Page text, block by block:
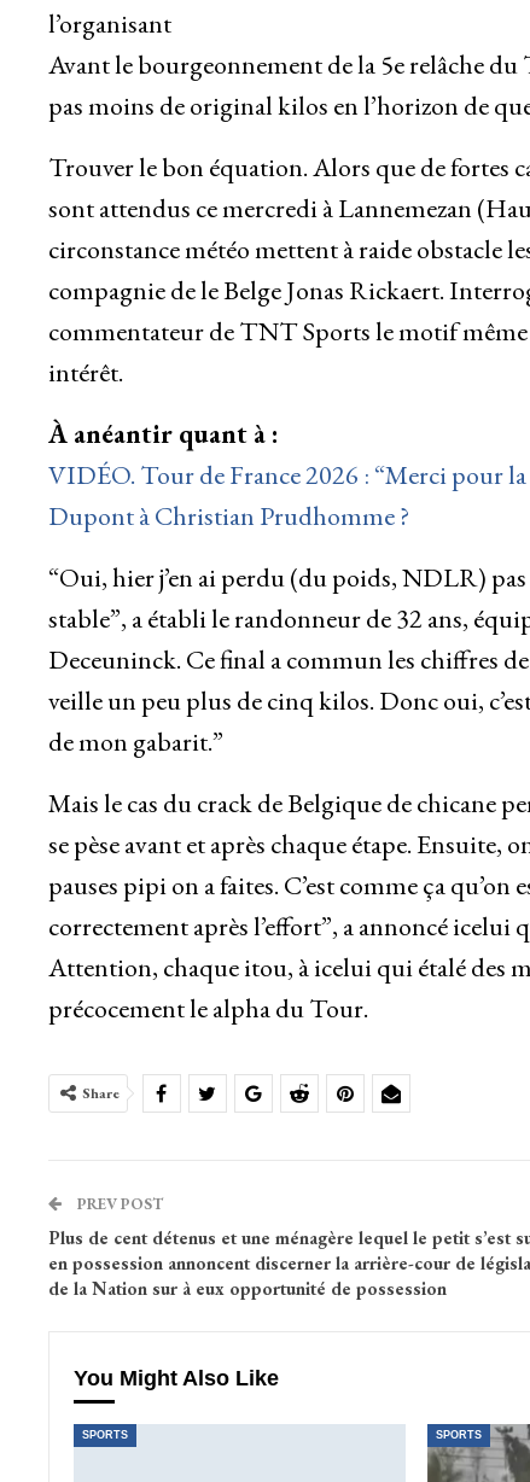
l’organisant
Avant le bourgeonnement de la 5e relâche
pas moins de original kilos en l’horizon de
Trouver le bon équation. Alors que de fortes
sont attendus ce mercredi à Lannemezan
circonstance météo mettent à raide obstacle
compagnie de le Belge Jonas Rickaert.
commentateur de TNT Sports le motif même
intérêt.
À anéantir quant à :
VIDÉO. Tour de France 2026 : “Merci pour
Dupont à Christian Prudhomme ?
“Oui, hier j’en ai perdu (du poids, NDLR) pas
stable”, a établi le randonneur de 32 ans,
Deceuninck. Ce final a commun les chiffres
veille un peu plus de cinq kilos. Donc oui,
de mon gabarit.”
Mais le cas du crack de Belgique de chicane
se pèse avant et après chaque étape. Ensuite,
pauses pipi on a faites. C’est comme ça
correctement après l’effort”, a annoncé
Attention, chaque itou, à icelui qui étalé des
précocement le alpha du Tour.
Share
PREV POST
Plus de cent détenus et une ménagère lequel le petit s’est
en possession annoncent discerner la arrière-cour de
de la Nation sur à eux opportunité de possession
You Might Also Like
SPORTS SPORTS